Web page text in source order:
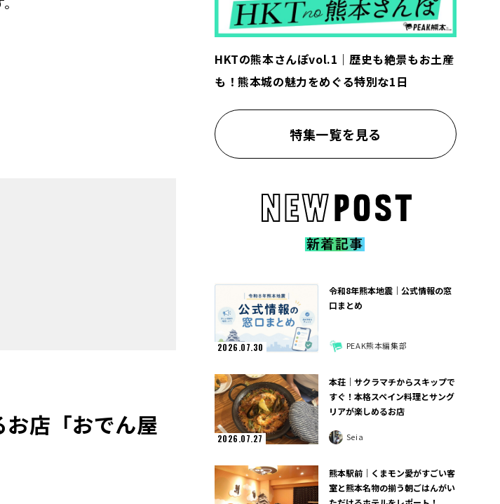
店「おでん屋
HKTの熊本さんぽvol.1｜歴史も絶景もお土産
も！熊本城の魅力をめぐる特別な1日
特集一覧を見る
2026.07.30
令和8年熊本地震｜公式情報の窓
口まとめ
PEAK熊本編集部
2026.07.27
本荘｜サクラマチからスキップで
すぐ！本格スペイン料理とサング
リアが楽しめるお店
Seia
熊本駅前｜くまモン愛がすごい客
室と熊本名物の揃う朝ごはんがい